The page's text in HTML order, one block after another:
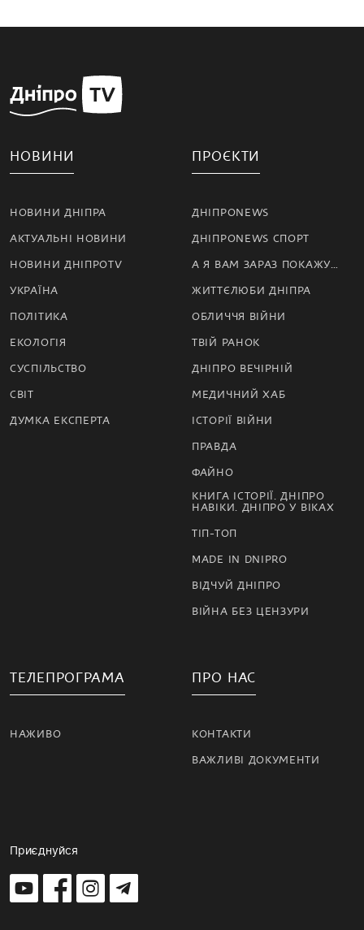
НОВИНИ
НОВИНИ ДНІПРА
АКТУАЛЬНІ НОВИНИ
НОВИНИ ДНІПРОTV
УКРАЇНА
ПОЛІТИКА
ЕКОЛОГІЯ
СУСПІЛЬСТВО
СВІТ
ДУМКА ЕКСПЕРТА
ПРОЄКТИ
ДНІПРОNEWS
ДНІПРОNEWS СПОРТ
А Я ВАМ ЗАРАЗ ПОКАЖУ…
ЖИТТЄЛЮБИ ДНІПРА
ОБЛИЧЧЯ ВІЙНИ
ТВІЙ РАНОК
ДНІПРО ВЕЧІРНІЙ
МЕДИЧНИЙ ХАБ
ІСТОРІЇ ВІЙНИ
ПРАВДА
ФАЙНО
КНИГА ІСТОРІЇ. ДНІПРО
НАВІКИ. ДНІПРО У ВІКАХ
ТІП-ТОП
MADE IN DNIPRO
ВІДЧУЙ ДНІПРО
ВІЙНА БЕЗ ЦЕНЗУРИ
ТЕЛЕПРОГРАМА
НАЖИВО
ПРО НАС
КОНТАКТИ
ВАЖЛИВІ ДОКУМЕНТИ
Приєднуйся